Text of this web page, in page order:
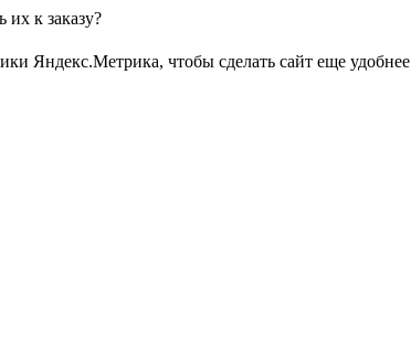
к заказу?
Яндекс.Метрика, чтобы сделать сайт еще удобнее